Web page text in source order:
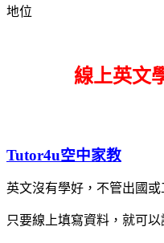
地位
線上英文
Tutor4u空中家教
英文沒有學好，不管出國
只要線上填寫資料，就可以